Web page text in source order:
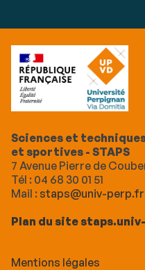
Sciences et
et sportives - STAPS
7 Avenue Pierre de
Tél : 04 68 30 01 51
Mail : staps@univ-perp.fr
Plan du site
Mentions légales